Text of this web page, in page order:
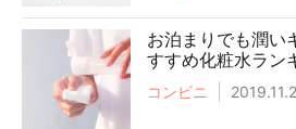
お泊まりでも潤い
すすめ化粧水ラン
コンビニ